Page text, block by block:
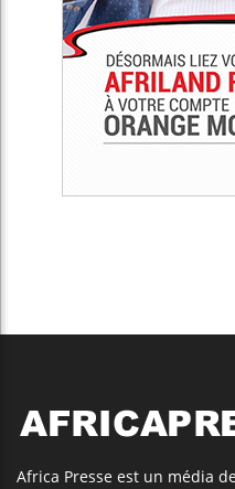
Africa Presse est un média